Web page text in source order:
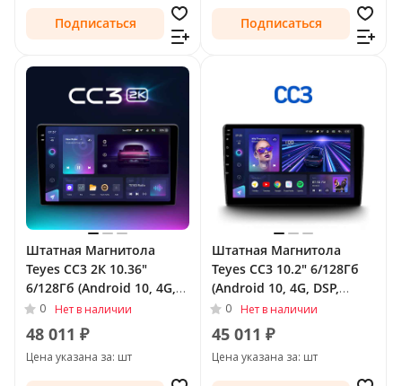
Подписаться Подписаться
Штатная Магнитола
Teyes CC3 2К 10.36"
6/128Гб (Android 10, 4G,
DSP, QLed) для Toyota
Land Cruiser Prado 150
Series Рестайлинг 1 2013
- 2017
0 Нет в наличии
48 011 ₽
Цена указана за: шт
Штатная Магнитола
Teyes CC3 10.2" 6/128Гб
(Android 10, 4G, DSP,
QLed) для Toyota Land
Cruiser Prado 150 Series
Рестайлинг 1 2013 - 2017
0 Нет в наличии
45 011 ₽
Цена указана за: шт